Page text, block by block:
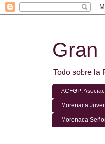
Gran
Todo sobre la
ACFGP:
Morenada
Morenada